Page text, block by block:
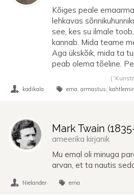
Kõiges peale
lehkavas
see, kes su ilmale
kannab. Mida teame
Aga ükskõik, mida ta
peab olema tõeline.
kadikala ema armastus
Mark Twain (1835
ameerika kirjanik
Mu emal oli minuga
arvan, et ta nautis
Nielander ema